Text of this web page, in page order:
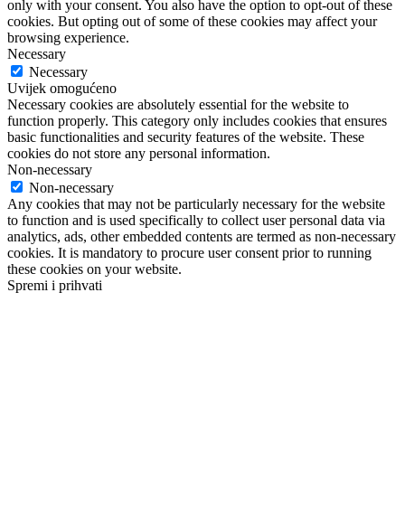
only with your consent. You also have the option to opt-out of these
cookies. But opting out of some of these cookies may affect your
browsing experience.
Necessary
Necessary
Uvijek omogućeno
Necessary cookies are absolutely essential for the website to
function properly. This category only includes cookies that ensures
basic functionalities and security features of the website. These
cookies do not store any personal information.
Non-necessary
Non-necessary
Any cookies that may not be particularly necessary for the website
to function and is used specifically to collect user personal data via
analytics, ads, other embedded contents are termed as non-necessary
cookies. It is mandatory to procure user consent prior to running
these cookies on your website.
Spremi i prihvati